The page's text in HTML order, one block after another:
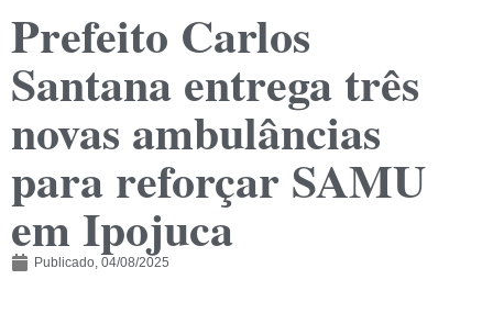
Prefeito Carlos
Santana entrega três
novas ambulâncias
para reforçar SAMU
em Ipojuca
Publicado, 04/08/2025